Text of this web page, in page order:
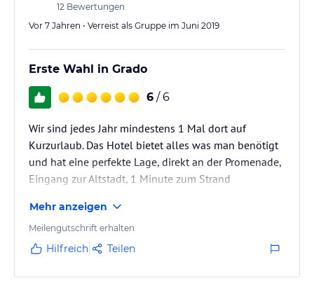
12 Bewertungen
Vor 7 Jahren • Verreist als Gruppe im Juni 2019
Erste Wahl in Grado
6 / 6
Wir sind jedes Jahr mindestens 1 Mal dort auf
Kurzurlaub. Das Hotel bietet alles was man benötigt
und hat eine perfekte Lage, direkt an der Promenade,
Eingang zur Altstadt, 1 Minute zum Strand
Mehr anzeigen
Meilengutschrift erhalten
Hilfreich Teilen